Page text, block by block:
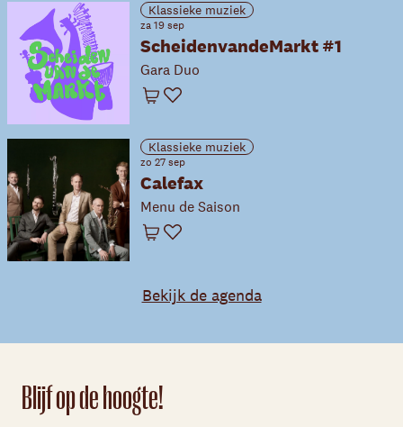
Klassieke muziek
za 19 sep
ScheidenvandeMarkt #1
Gara Duo
Winkelwagen
Favoriet
Klassieke muziek
zo 27 sep
Calefax
Menu de Saison
Winkelwagen
Favoriet
Bekijk de agenda
Blijf op de hoogte!